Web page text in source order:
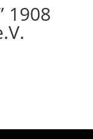
1908